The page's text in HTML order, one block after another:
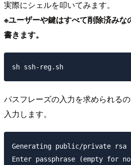
実際にシェルを叩いてみます。
※ユーザーや鍵はすべて削除済みな
書きます。
パスフレーズの入力を求められる
入力します。
Generating public/private rsa